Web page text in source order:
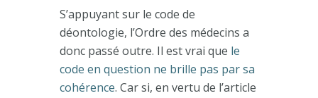
S’appuyant sur le code de
déontologie, l’Ordre des médecins a
donc passé outre. Il est vrai que le
code en question ne brille pas par sa
cohérence. Car si, en vertu de l’article